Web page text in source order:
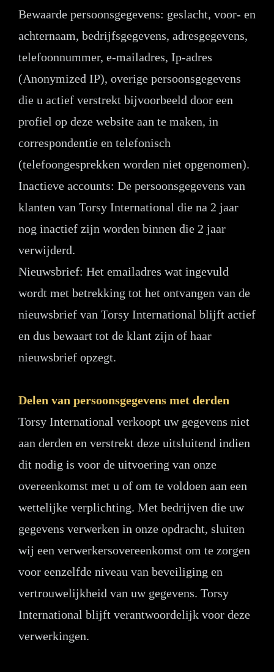
Bewaarde persoonsgegevens: geslacht, voor- en
achternaam, bedrijfsgegevens, adresgegevens,
telefoonnummer, e-mailadres, Ip-adres
(Anonymized IP), overige persoonsgegevens
die u actief verstrekt bijvoorbeeld door een
profiel op deze website aan te maken, in
correspondentie en telefonisch
(telefoongesprekken worden niet opgenomen).
Inactieve accounts: De persoonsgegevens van
klanten van Torsy International die na 2 jaar
nog inactief zijn worden binnen die 2 jaar
verwijderd.
Nieuwsbrief: Het emailadres wat ingevuld
wordt met betrekking tot het ontvangen van de
nieuwsbrief van Torsy International blijft actief
en dus bewaart tot de klant zijn of haar
nieuwsbrief opzegt.
Delen van persoonsgegevens met derden
Torsy International verkoopt uw gegevens niet
aan derden en verstrekt deze uitsluitend indien
dit nodig is voor de uitvoering van onze
overeenkomst met u of om te voldoen aan een
wettelijke verplichting. Met bedrijven die uw
gegevens verwerken in onze opdracht, sluiten
wij een verwerkersovereenkomst om te zorgen
voor eenzelfde niveau van beveiliging en
vertrouwelijkheid van uw gegevens. Torsy
International blijft verantwoordelijk voor deze
verwerkingen.